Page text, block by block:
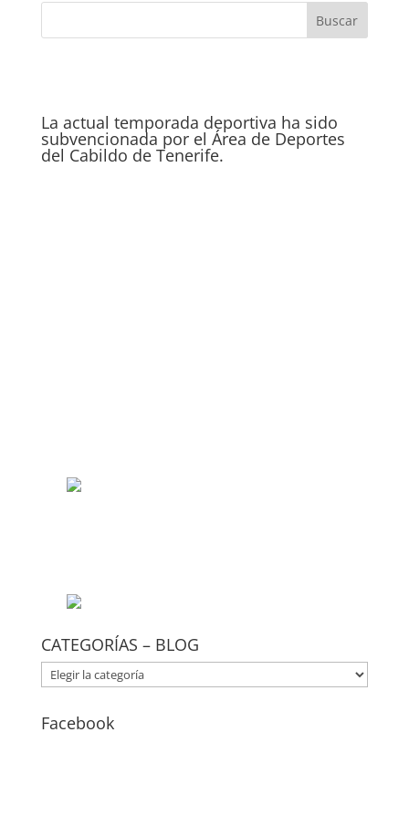
La actual temporada deportiva ha sido
subvencionada por el Área de Deportes
del Cabildo de Tenerife.
CATEGORÍAS – BLOG
CATEGORÍAS
–
Facebook